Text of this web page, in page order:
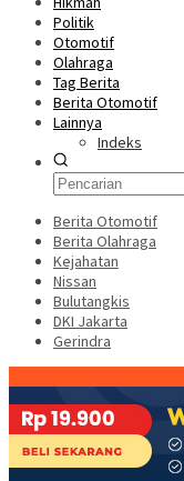
Politik
Otomotif
Olahraga
Tag Berita
Berita Otomotif
Lainnya
Indeks
Berita Otomotif
Berita Olahraga
Kejahatan
Nissan
Bulutangkis
DKI Jakarta
Gerindra